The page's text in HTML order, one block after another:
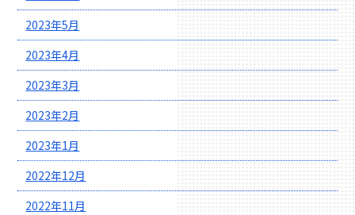
2023年5月
2023年4月
2023年3月
2023年2月
2023年1月
2022年12月
2022年11月